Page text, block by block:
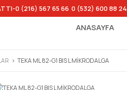
-0 (216) 567 65 66-0 (532) 600 88 24
ANASAYFA
TEKA ML 82-G1 BIS L MİKRODALGA